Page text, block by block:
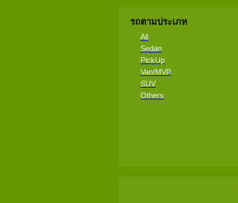
รถตามประเภท
All
Sedan
PickUp
Van/MVP
SUV
Others